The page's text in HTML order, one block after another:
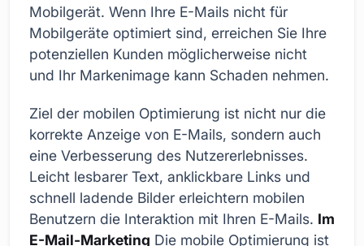
Mobilgerät. Wenn Ihre E-Mails nicht für
Mobilgeräte optimiert sind, erreichen Sie Ihre
potenziellen Kunden möglicherweise nicht
und Ihr Markenimage kann Schaden nehmen.
Ziel der mobilen Optimierung ist nicht nur die
korrekte Anzeige von E-Mails, sondern auch
eine Verbesserung des Nutzererlebnisses.
Leicht lesbarer Text, anklickbare Links und
schnell ladende Bilder erleichtern mobilen
Benutzern die Interaktion mit Ihren E-Mails. Im
E-Mail-Marketing Die mobile Optimierung ist